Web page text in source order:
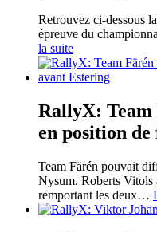
Retrouvez ci-dessous
épreuve du
la suite
RallyX: Team
en position
Team Färén pouvait
Nysum. Roberts Vitols
remportant les deux…